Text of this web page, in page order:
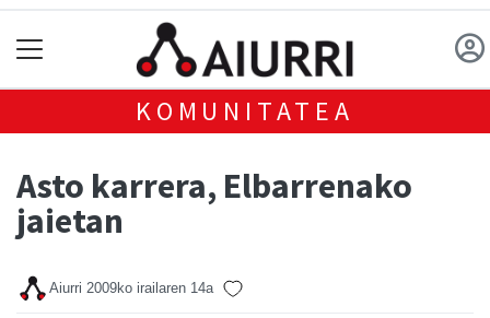
KOMUNITATEA
Asto karrera, Elbarrenako
jaietan
Aiurri 2009ko irailaren 14a